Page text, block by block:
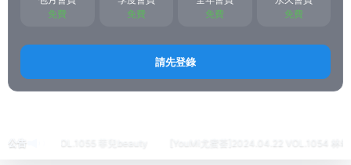
免費
免費
免費
免費
請先登錄
公告VOL.1055 菲兒beauty